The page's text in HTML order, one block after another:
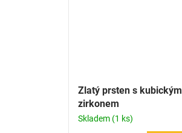
Zlatý prsten s kubickým
zirkonem
Skladem (1 ks)